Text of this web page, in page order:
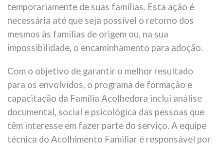
temporariamente de suas famílias. Esta ação é
necessária até que seja possível o retorno dos
mesmos às famílias de origem ou, na sua
impossibilidade, o encaminhamento para adoção.
Com o objetivo de garantir o melhor resultado
para os envolvidos, o programa de formação e
capacitação da Família Acolhedora inclui análise
documental, social e psicológica das pessoas que
têm interesse em fazer parte do serviço. A equipe
técnica do Acolhimento Familiar é responsável por